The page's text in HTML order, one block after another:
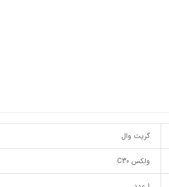
گریت وال
ولکس C30